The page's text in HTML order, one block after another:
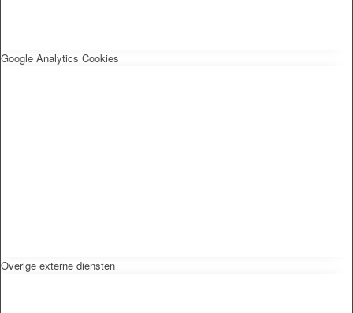
Google Analytics Cookies
Overige externe diensten